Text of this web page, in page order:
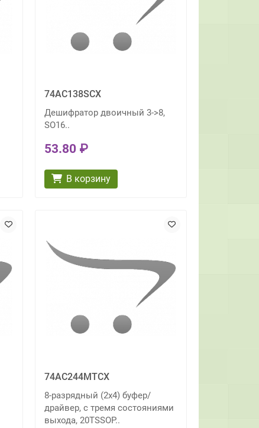
74AC138SCX
Дешифратор двоичный 3->8,
SO16..
53.80 ₽
В корзину
74AC244MTCX
8-разрядный (2х4) буфер/
драйвер, с тремя состояниями
выхода, 20TSSOP..